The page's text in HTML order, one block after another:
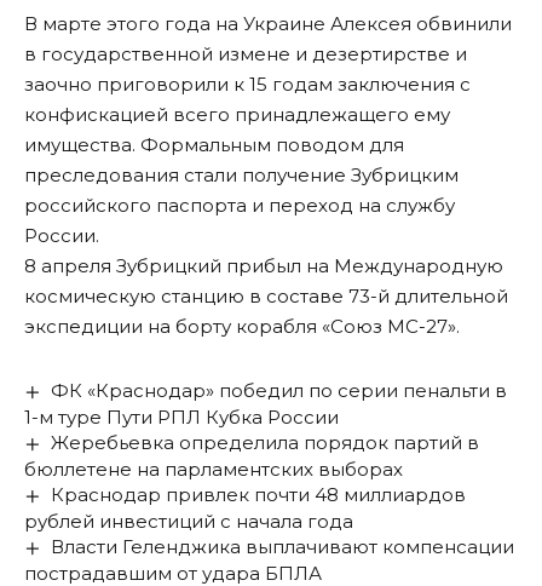
В марте этого года на Украине Алексея обвинили
в государственной измене и дезертирстве и
заочно приговорили к 15 годам заключения с
конфискацией всего принадлежащего ему
имущества. Формальным поводом для
преследования стали получение Зубрицким
российского паспорта и переход на службу
России.
8 апреля Зубрицкий прибыл на Международную
космическую станцию в составе 73-й длительной
экспедиции на борту корабля «Союз МС-27».
ФК «Краснодар» победил по серии пенальти в
1-м туре Пути РПЛ Кубка России
Жеребьевка определила порядок партий в
бюллетене на парламентских выборах
Краснодар привлек почти 48 миллиардов
рублей инвестиций с начала года
Власти Геленджика выплачивают компенсации
пострадавшим от удара БПЛА